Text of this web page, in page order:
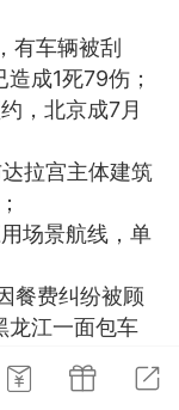
项
套
有车辆被刮
成1死79伤；
，北京成7月
拉宫主体建筑
场景航线，单
餐费纠纷被顾
龙江一面包车
人，官方：患